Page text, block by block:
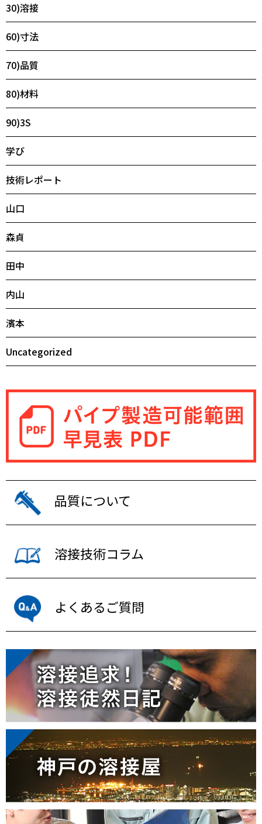
30)溶接
60)寸法
70)品質
80)材料
90)3S
学び
技術レポート
山口
森貞
田中
内山
濱本
Uncategorized
品質について
溶接技術コラム
よくあるご質問